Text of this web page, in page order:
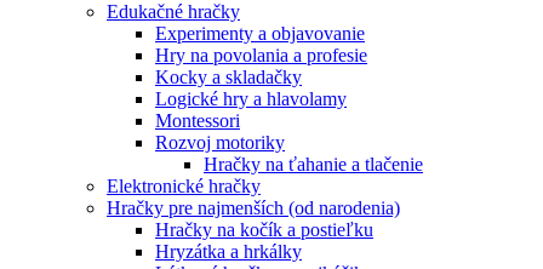
Edukačné hračky
Experimenty a objavovanie
Hry na povolania a profesie
Kocky a skladačky
Logické hry a hlavolamy
Montessori
Rozvoj motoriky
Hračky na ťahanie a tlačenie
Elektronické hračky
Hračky pre najmenších (od narodenia)
Hračky na kočík a postieľku
Hryzátka a hrkálky